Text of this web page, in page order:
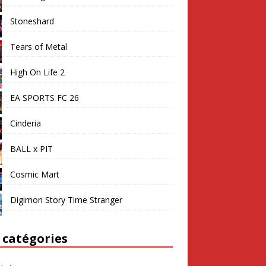
Stoneshard
Tears of Metal
High On Life 2
EA SPORTS FC 26
Cinderia
BALL x PIT
Cosmic Mart
Digimon Story Time Stranger
catégories